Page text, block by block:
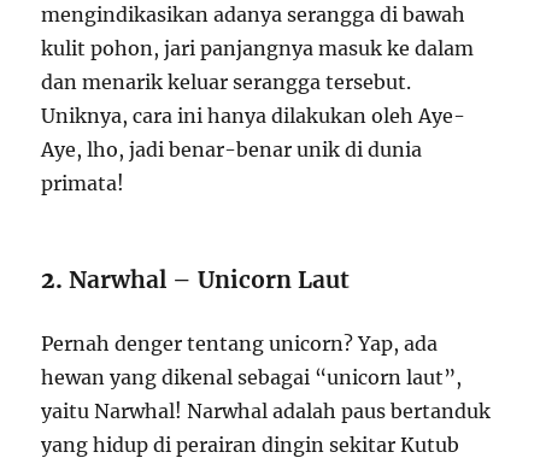
mengindikasikan adanya serangga di bawah
kulit pohon, jari panjangnya masuk ke dalam
dan menarik keluar serangga tersebut.
Uniknya, cara ini hanya dilakukan oleh Aye-
Aye, lho, jadi benar-benar unik di dunia
primata!
2.Narwhal – Unicorn Laut
Pernah denger tentang unicorn? Yap, ada
hewan yang dikenal sebagai “unicorn laut”,
yaitu Narwhal! Narwhal adalah paus bertanduk
yang hidup di perairan dingin sekitar Kutub